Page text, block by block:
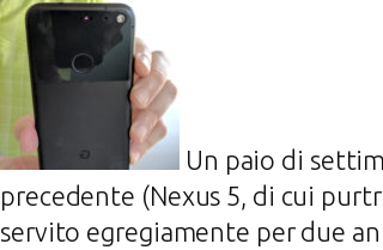
Un paio di
precedente (Nexus 5, di cui
servito egregiamente per due